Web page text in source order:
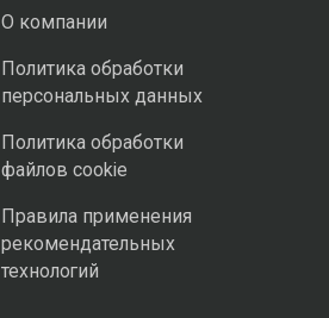
О компании
Политика обработки
персональных данных
Политика обработки
файлов cookie
Правила применения
рекомендательных
технологий